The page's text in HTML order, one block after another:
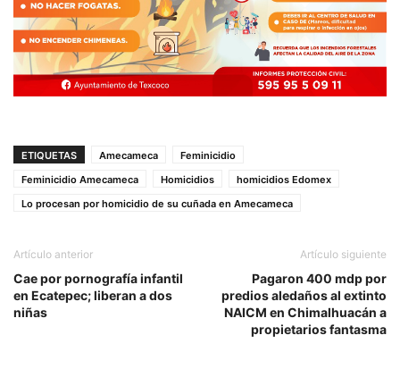
ETIQUETAS Amecameca
Feminicidio
Feminicidio Amecameca
Homicidios
homicidios Edomex
Lo procesan por homicidio de su cuñada en Amecameca
Artículo anterior
Cae por pornografía infantil
en Ecatepec; liberan a dos
niñas
Artículo siguiente
Pagaron 400 mdp por
predios aledaños al extinto
NAICM en Chimalhuacán a
propietarios fantasma